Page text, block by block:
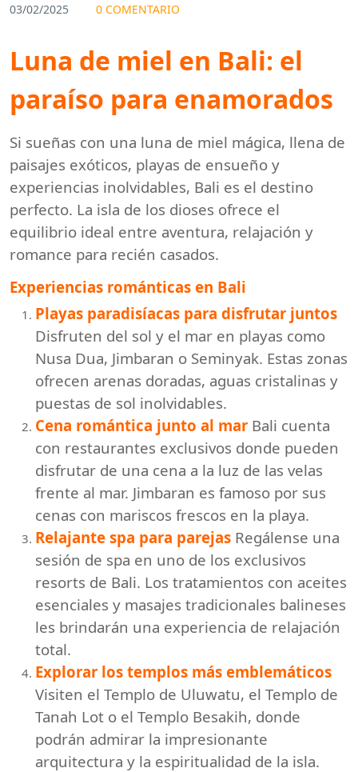
03/02/2025 0 COMENTARIO
Luna de miel en Bali: el
paraíso para enamorados
Si sueñas con una luna de miel mágica, llena de
paisajes exóticos, playas de ensueño y
experiencias inolvidables, Bali es el destino
perfecto. La isla de los dioses ofrece el
equilibrio ideal entre aventura, relajación y
romance para recién casados.
Experiencias románticas en Bali
Playas paradisíacas para disfrutar juntos
Disfruten del sol y el mar en playas como
Nusa Dua, Jimbaran o Seminyak. Estas zonas
ofrecen arenas doradas, aguas cristalinas y
puestas de sol inolvidables.
Cena romántica junto al mar Bali cuenta
con restaurantes exclusivos donde pueden
disfrutar de una cena a la luz de las velas
frente al mar. Jimbaran es famoso por sus
cenas con mariscos frescos en la playa.
Relajante spa para parejas Regálense una
sesión de spa en uno de los exclusivos
resorts de Bali. Los tratamientos con aceites
esenciales y masajes tradicionales balineses
les brindarán una experiencia de relajación
total.
Explorar los templos más emblemáticos
Visiten el Templo de Uluwatu, el Templo de
Tanah Lot o el Templo Besakih, donde
podrán admirar la impresionante
arquitectura y la espiritualidad de la isla.